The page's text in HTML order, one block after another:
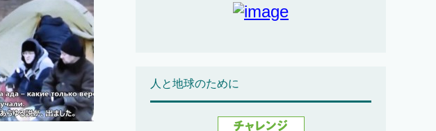
人と地球のために